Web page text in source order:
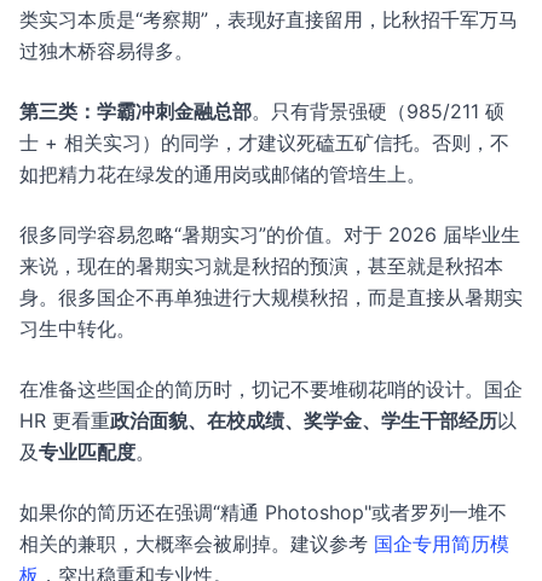
类实习本质是“考察期”，表现好直接留用，比秋招千军万马
过独木桥容易得多。
第三类：学霸冲刺金融总部。只有背景强硬（985/211 硕
士 + 相关实习）的同学，才建议死磕五矿信托。否则，不
如把精力花在绿发的通用岗或邮储的管培生上。
很多同学容易忽略“暑期实习”的价值。对于 2026 届毕业生
来说，现在的暑期实习就是秋招的预演，甚至就是秋招本
身。很多国企不再单独进行大规模秋招，而是直接从暑期实
习生中转化。
在准备这些国企的简历时，切记不要堆砌花哨的设计。国企
HR 更看重政治面貌、在校成绩、奖学金、学生干部经历以
及专业匹配度。
如果你的简历还在强调“精通 Photoshop"或者罗列一堆不
相关的兼职，大概率会被刷掉。建议参考 国企专用简历模
板 ，突出稳重和专业性。